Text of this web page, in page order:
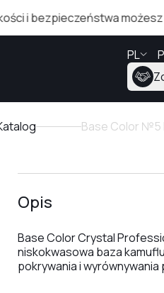
możesz pobrać
PL
Base Color №5
Opis
Base Color Crystal
niskokwasowa baza
pokrywania i wyrównywania